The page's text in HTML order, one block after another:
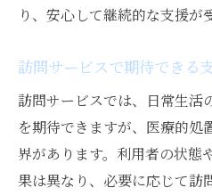
り、安心して継続的な支援が
訪問サービスで期待できる
訪問サービスでは、日常生活
を期待できますが、医療的処
界があります。利用者の状態
果は異なり、必要に応じて訪